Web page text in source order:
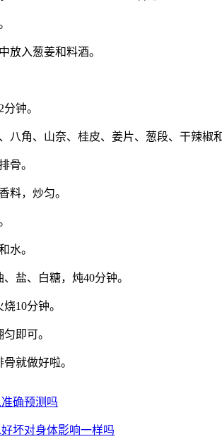
放入葱姜和料酒。
钟。
八角、山奈、桂皮、姜片、葱段、干辣椒
骨。
料，炒匀。
水。
盐、白糖，炖40分钟。
10分钟。
即可。
就做好啦。
确预测吗
坏对身体影响一样吗